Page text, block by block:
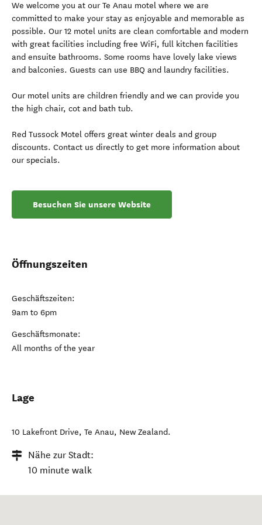
We welcome you at our Te Anau motel where we are
committed to make your stay as enjoyable and memorable as
possible. Our 12 motel units are clean comfortable and modern
with great facilities including free WiFi, full kitchen facilities
and ensuite bathrooms. Some rooms have lovely lake views
and balconies. Guests can use BBQ and laundry facilities.
Our motel units are children friendly and we can provide you
the high chair, cot and bath tub.
Red Tussock Motel offers great winter deals and group
discounts. Contact us directly to get more information about
our specials.
Besuchen Sie unsere Website
Öffnungszeiten
Geschäftszeiten:
9am to 6pm
Geschäftsmonate:
All months of the year
Lage
10 Lakefront Drive, Te Anau, New Zealand.
Nähe zur Stadt:
10 minute walk